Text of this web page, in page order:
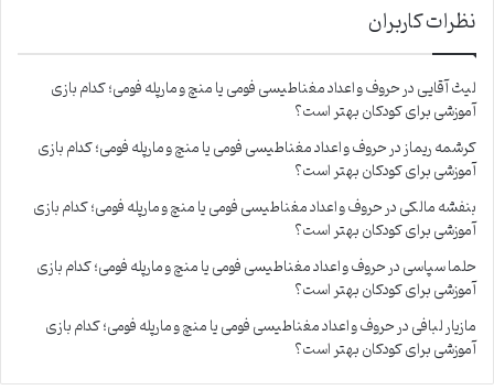
نظرات کاربران
لیث آقاییدرحروف و اعداد مغناطیسی فومی یا منچ و مارپله فومی؛ کدام بازی
آموزشی برای کودکان بهتر است؟
کرشمه ریمازدرحروف و اعداد مغناطیسی فومی یا منچ و مارپله فومی؛ کدام بازی
آموزشی برای کودکان بهتر است؟
بنفشه مالکیدرحروف و اعداد مغناطیسی فومی یا منچ و مارپله فومی؛ کدام بازی
آموزشی برای کودکان بهتر است؟
حلما سپاسیدرحروف و اعداد مغناطیسی فومی یا منچ و مارپله فومی؛ کدام بازی
آموزشی برای کودکان بهتر است؟
مازیار لبافیدرحروف و اعداد مغناطیسی فومی یا منچ و مارپله فومی؛ کدام بازی
آموزشی برای کودکان بهتر است؟